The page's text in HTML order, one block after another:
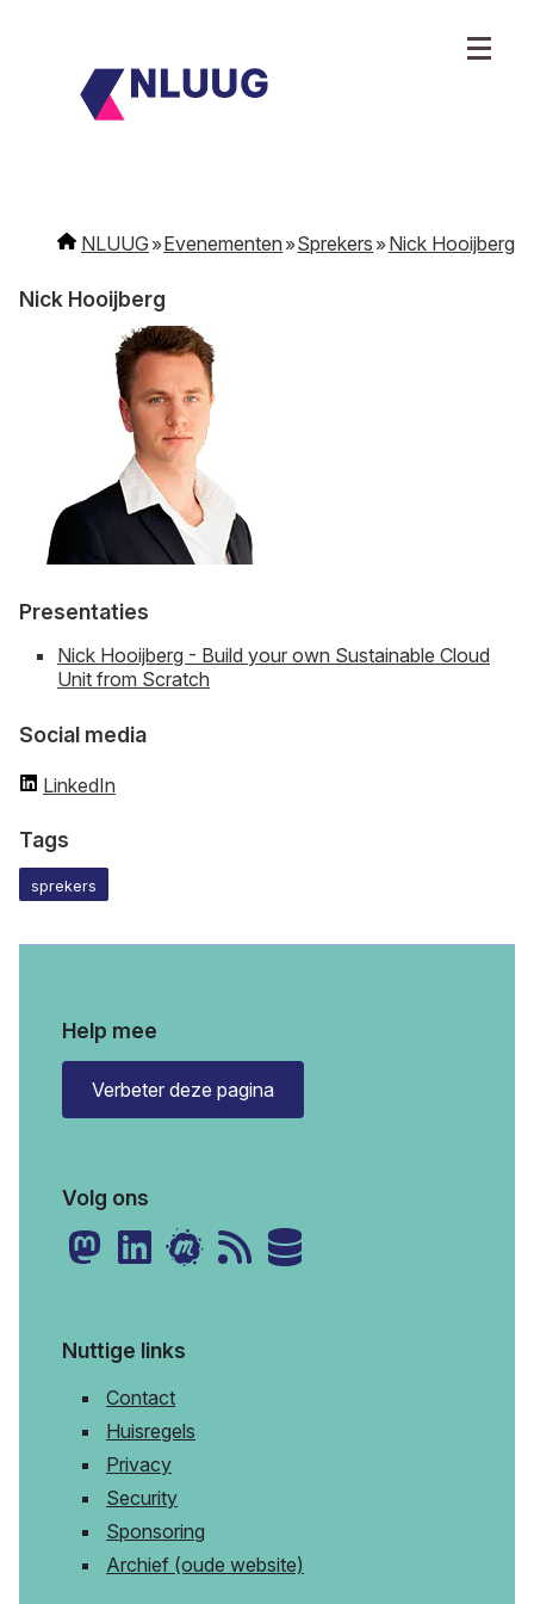
NLUUG Evenementen Sprekers Nick Hooijberg
Nick Hooijberg
Presentaties
Nick Hooijberg - Build your own Sustainable Cloud
Unit from Scratch
Social media
LinkedIn
Tags
sprekers
Help mee
Verbeter deze pagina
Volg ons
Nuttige links
Contact
Huisregels
Privacy
Security
Sponsoring
Archief (oude website)